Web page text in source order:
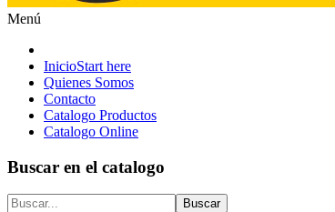
Menú
InicioStart here
Quienes Somos
Contacto
Catalogo Productos
Catalogo Online
Buscar en el catalogo